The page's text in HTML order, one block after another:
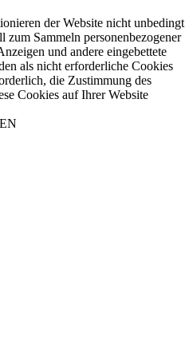
der Website nicht unbedingt
Sammeln personenbezogener
und andere eingebettete
als nicht erforderliche Cookies
die Zustimmung des
Cookies auf Ihrer Website